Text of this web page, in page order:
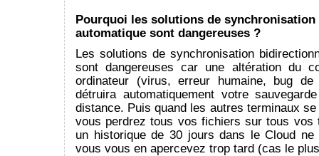
Pourquoi les solutions de
automatique sont dangereuses ?
Les solutions de synchronisation
sont dangereuses car une altération du
ordinateur (virus, erreur humaine, bug de
détruira automatiquement votre
distance. Puis quand les autres terminaux
vous perdrez tous vos fichiers sur tous vos
un historique de 30 jours dans le Cloud
vous vous en apercevez trop tard (cas le